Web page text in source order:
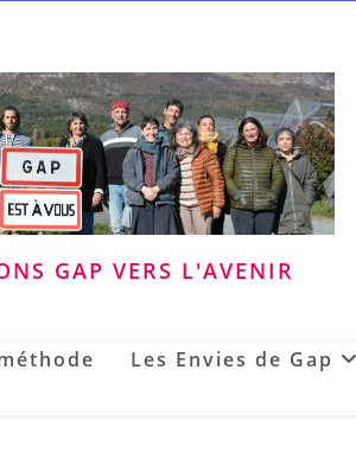
GAP VERS L'AVENIR
Les Envies de Gap